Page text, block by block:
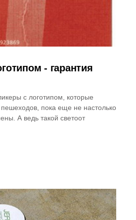
- гарантия
с логотипом, которые
пока еще не настолько
А ведь такой светоот